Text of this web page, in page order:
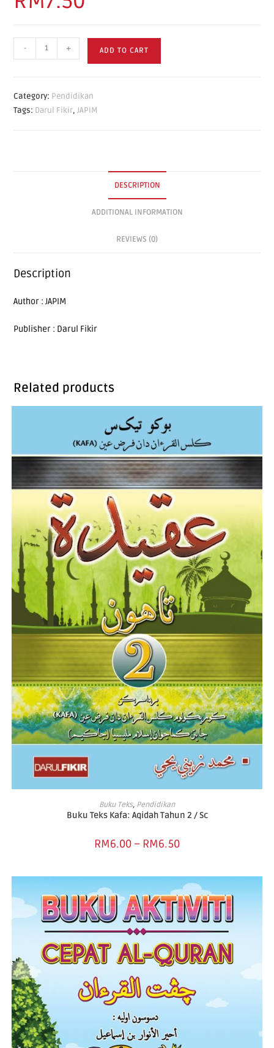
- + ADD TO CART
Category: Pendidikan
Tags: Darul Fikir,JAPIM
DESCRIPTION
ADDITIONAL INFORMATION
REVIEWS (0)
Description
Author : JAPIM
Publisher : Darul Fikir
Related products
SELECT OPTIONS
Buku Teks, Pendidikan
Buku Teks Kafa: Aqidah Tahun 2 / Sc
RM6.00 – RM6.50